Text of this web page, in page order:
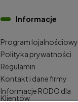
Informacje
Program lojalnościowy
Polityka prywatności
Regulamin
Kontakt i dane firmy
Informacje RODO dla
Klientów